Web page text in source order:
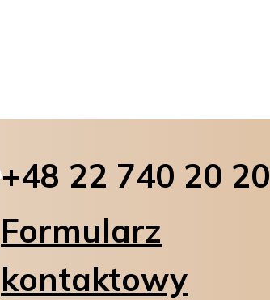
+48 22 740 20 20
Formularz
kontaktowy